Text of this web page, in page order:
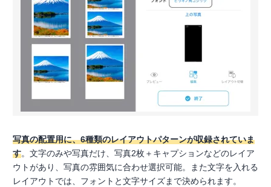
写真の配置用に、6種類のレイアウトパターンが収録されていま
す。文字のみや写真だけ、写真2枚＋キャプションなどのレイア
ウトがあり、写真の雰囲気に合わせ選択可能。また文字を入れる
レイアウトでは、フォントと文字サイズまで決められます。